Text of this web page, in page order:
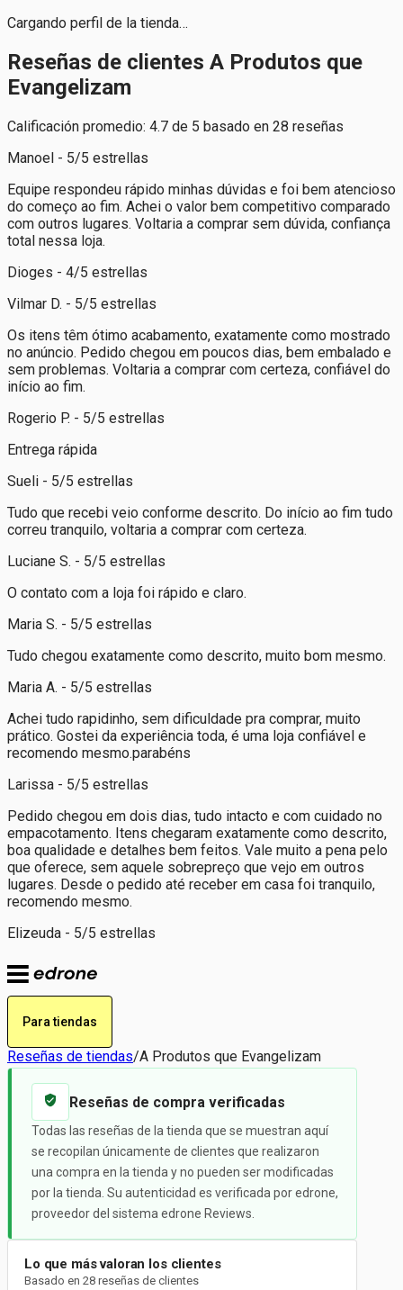
Cargando perfil de la tienda…
Reseñas de clientes A Produtos que
Evangelizam
Calificación promedio: 4.7 de 5 basado en 28 reseñas
Manoel - 5/5 estrellas
Equipe respondeu rápido minhas dúvidas e foi bem atencioso
do começo ao fim. Achei o valor bem competitivo comparado
com outros lugares. Voltaria a comprar sem dúvida, confiança
total nessa loja.
Dioges - 4/5 estrellas
Vilmar D. - 5/5 estrellas
Os itens têm ótimo acabamento, exatamente como mostrado
no anúncio. Pedido chegou em poucos dias, bem embalado e
sem problemas. Voltaria a comprar com certeza, confiável do
início ao fim.
Rogerio P. - 5/5 estrellas
Entrega rápida
Sueli - 5/5 estrellas
Tudo que recebi veio conforme descrito. Do início ao fim tudo
correu tranquilo, voltaria a comprar com certeza.
Luciane S. - 5/5 estrellas
O contato com a loja foi rápido e claro.
Maria S. - 5/5 estrellas
Tudo chegou exatamente como descrito, muito bom mesmo.
Maria A. - 5/5 estrellas
Achei tudo rapidinho, sem dificuldade pra comprar, muito
prático. Gostei da experiência toda, é uma loja confiável e
recomendo mesmo.parabéns
Larissa - 5/5 estrellas
Pedido chegou em dois dias, tudo intacto e com cuidado no
empacotamento. Itens chegaram exatamente como descrito,
boa qualidade e detalhes bem feitos. Vale muito a pena pelo
que oferece, sem aquele sobrepreço que vejo em outros
lugares. Desde o pedido até receber em casa foi tranquilo,
recomendo mesmo.
Elizeuda - 5/5 estrellas
Para tiendas
Reseñas de tiendas/A Produtos que Evangelizam
Reseñas de compra verificadas
Todas las reseñas de la tienda que se muestran aquí
se recopilan únicamente de clientes que realizaron
una compra en la tienda y no pueden ser modificadas
por la tienda. Su autenticidad es verificada por edrone,
proveedor del sistema edrone Reviews.
Lo que más valoran los clientes
Basado en 28 reseñas de clientes